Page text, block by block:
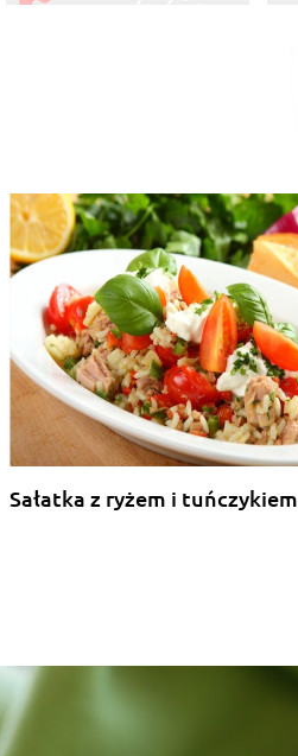
Sałatka z ryżem i tuńczykiem